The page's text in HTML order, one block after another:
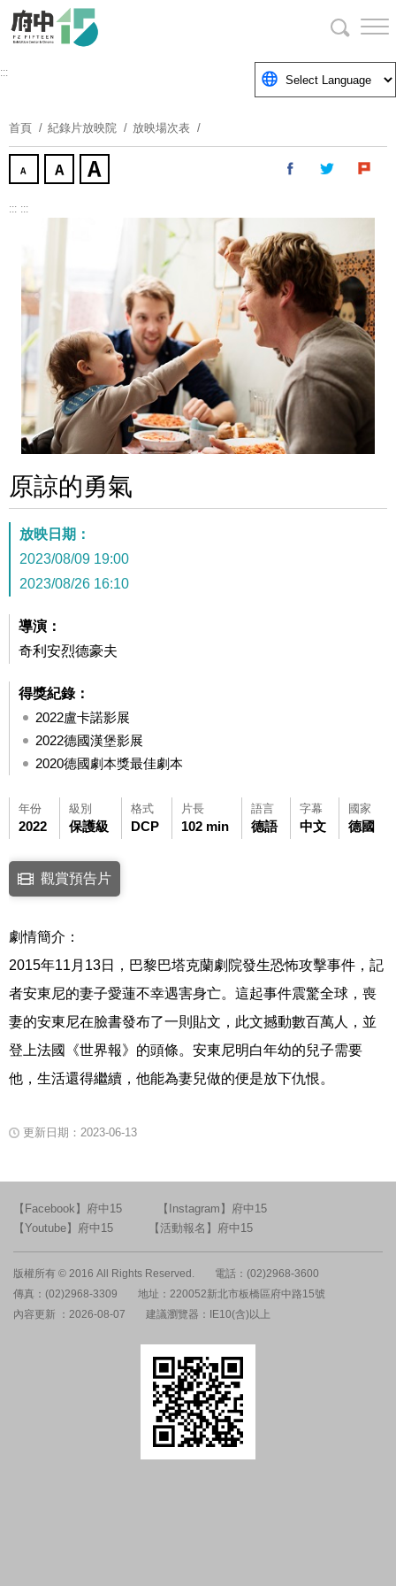
要
塊
:::
首頁 紀錄片放映院 放映場次表
::: :::
原諒的勇氣
放映日期：
2023/08/09 19:00
2023/08/26 16:10
導演：
奇利安烈德豪夫
得獎紀錄：
2022盧卡諾影展
2022德國漢堡影展
2020德國劇本獎最佳劇本
年份
2022
級別
保護級
格式
DCP
片長
102 min
語言
德語
字幕
中文
國家
德國
點擊下列連結開啟視窗後，可使用鍵盤Tab鍵移至影片中央播放鍵，再
連結至Youtube網站觀看此影片(開新視窗)
觀賞預告片
劇情簡介：
2015年11月13日，巴黎巴塔克蘭劇院發生恐怖攻擊事件，記
者安東尼的妻子愛蓮不幸遇害身亡。這起事件震驚全球，喪
妻的安東尼在臉書發布了一則貼文，此文撼動數百萬人，並
登上法國《世界報》的頭條。安東尼明白年幼的兒子需要
他，生活還得繼續，他能為妻兒做的便是放下仇恨。
更新日期：2023-06-13
【Facebook】府中15
【Instagram】府中15
【Youtube】府中15
【活動報名】府中15
版權所有 © 2016 All Rights Reserved.
電話：(02)2968-3600
傳真：(02)2968-3309
地址：220052新北市板橋區府中路15號
內容更新 ：2026-08-07
建議瀏覽器：IE10(含)以上